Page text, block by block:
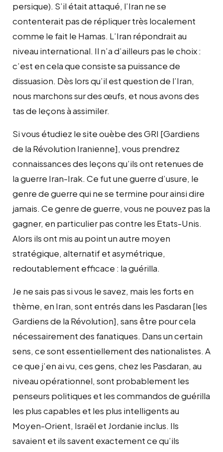
persique). S’il était attaqué, l’Iran ne se
contenterait pas de répliquer très localement
comme le fait le Hamas. L’Iran répondrait au
niveau international. Il n’a d’ailleurs pas le choix :
c’est en cela que consiste sa puissance de
dissuasion. Dès lors qu’il est question de l’Iran,
nous marchons sur des œufs, et nous avons des
tas de leçons à assimiler.
Si vous étudiez le site ouèbe des GRI [Gardiens
de la Révolution Iranienne], vous prendrez
connaissances des leçons qu’ils ont retenues de
la guerre Iran-Irak. Ce fut une guerre d’usure, le
genre de guerre qui ne se termine pour ainsi dire
jamais. Ce genre de guerre, vous ne pouvez pas la
gagner, en particulier pas contre les Etats-Unis.
Alors ils ont mis au point un autre moyen
stratégique, alternatif et asymétrique,
redoutablement efficace : la guérilla.
Je ne sais pas si vous le savez, mais les forts en
thème, en Iran, sont entrés dans les Pasdaran [les
Gardiens de la Révolution], sans être pour cela
nécessairement des fanatiques. Dans un certain
sens, ce sont essentiellement des nationalistes. A
ce que j’en ai vu, ces gens, chez les Pasdaran, au
niveau opérationnel, sont probablement les
penseurs politiques et les commandos de guérilla
les plus capables et les plus intelligents au
Moyen-Orient, Israël et Jordanie inclus. Ils
savaient et ils savent exactement ce qu’ils